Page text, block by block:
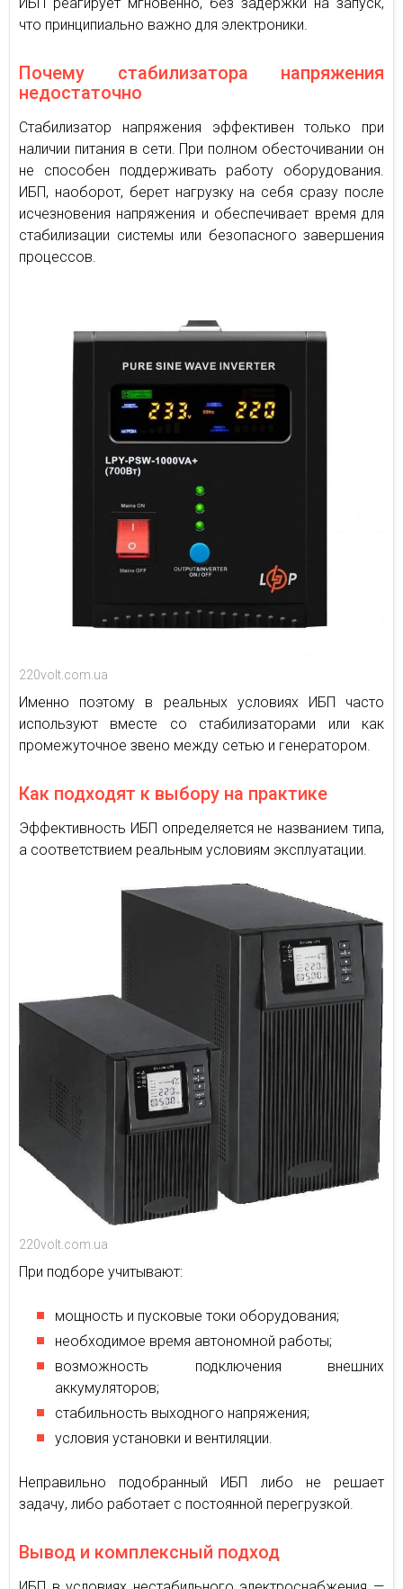
что принципиально важно для электроники.
Почему стабилизатора напряжения
недостаточно
Стабилизатор напряжения эффективен только при
наличии питания в сети. При полном обесточивании он
не способен поддерживать работу оборудования.
ИБП, наоборот, берет нагрузку на себя сразу после
исчезновения напряжения и обеспечивает время для
стабилизации системы или безопасного завершения
процессов.
220volt.com.ua
Именно поэтому в реальных условиях ИБП часто
используют вместе со стабилизаторами или как
промежуточное звено между сетью и генератором.
Как подходят к выбору на практике
Эффективность ИБП определяется не названием типа,
а соответствием реальным условиям эксплуатации.
220volt.com.ua
При подборе учитывают:
мощность и пусковые токи оборудования;
необходимое время автономной работы;
возможность подключения внешних
аккумуляторов;
стабильность выходного напряжения;
условия установки и вентиляции.
Неправильно подобранный ИБП либо не решает
задачу, либо работает с постоянной перегрузкой.
Вывод и комплексный подход